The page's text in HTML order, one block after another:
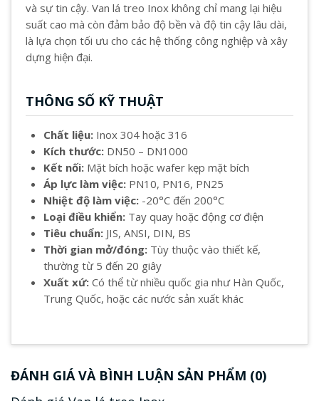
và sự tin cậy. Van lá treo Inox không chỉ mang lại hiệu
suất cao mà còn đảm bảo độ bền và độ tin cậy lâu dài,
là lựa chọn tối ưu cho các hệ thống công nghiệp và xây
dựng hiện đại.
THÔNG SỐ KỸ THUẬT
Chất liệu: Inox 304 hoặc 316
Kích thước: DN50 – DN1000
Kết nối: Mặt bích hoặc wafer kẹp mặt bích
Áp lực làm việc: PN10, PN16, PN25
Nhiệt độ làm việc: -20°C đến 200°C
Loại điều khiển: Tay quay hoặc động cơ điện
Tiêu chuẩn: JIS, ANSI, DIN, BS
Thời gian mở/đóng: Tùy thuộc vào thiết kế,
thường từ 5 đến 20 giây
Xuất xứ: Có thể từ nhiều quốc gia như Hàn Quốc,
Trung Quốc, hoặc các nước sản xuất khác
ĐÁNH GIÁ VÀ BÌNH LUẬN SẢN PHẨM (0)